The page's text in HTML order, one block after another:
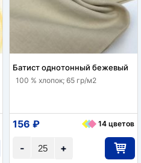
Батист однотонный бежевый
100 % хлопок; 65 гр/м2
+
-
156 ₽ 14 цветов